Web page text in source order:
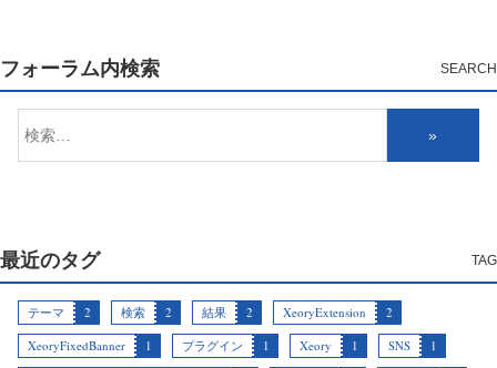
フォーラム内検索
最近のタグ
テーマ 2 検索 2 結果 2 XeoryExtension
2
XeoryFixedBanner
1 プラグイン 1 Xeory 1 SNS
1